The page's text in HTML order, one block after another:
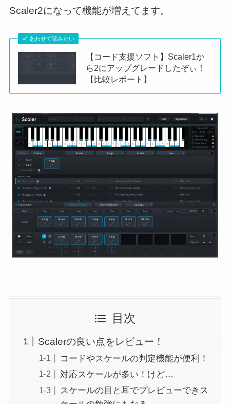
Scaler2になって機能が増えてます。
あわせて読みたい
【コード支援ソフト】Scaler1か
ら2にアップグレードしたぞぃ！
【比較レポート】
目次
Scalerの良い点をレビュー！
コードやスケールの判定機能が便利！
対応スケールが多い！けど…
スケールの目と耳でプレビューできス